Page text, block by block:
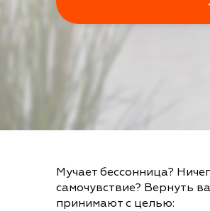
Мучает бессонница?
самочувствие? Вернуть
принимают с целью: